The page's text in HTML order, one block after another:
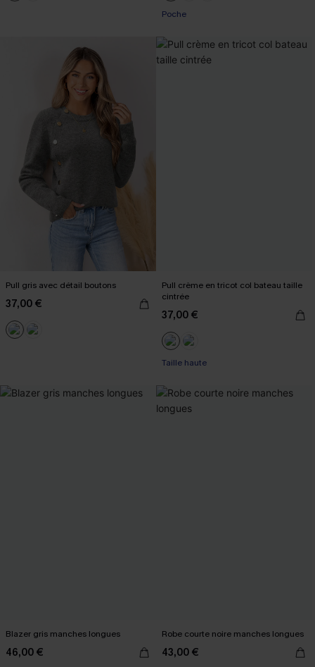
Poche
Pull gris avec détail boutons
37,00 €
Pull crème en tricot col bateau taille
cintrée
37,00 €
Taille haute
Blazer gris manches longues
46,00 €
Robe courte noire manches longues
43,00 €